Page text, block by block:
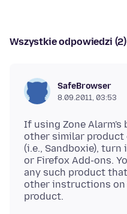
Wszystkie odpowiedzi (2)
SafeBrowser
8.09.2011, 03:53
If using Zone
other similar product
(i.e., Sandboxie),
or Firefox Add-ons.
any such product
other instructions on